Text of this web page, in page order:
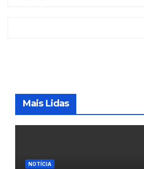
Mais Lidas
NOTÍCIA